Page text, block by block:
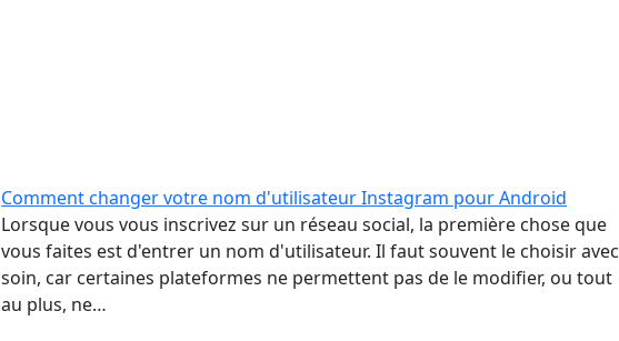
Comment changer votre nom d'utilisateur Instagram pour Android
Lorsque vous vous inscrivez sur un réseau social, la première chose que
vous faites est d'entrer un nom d'utilisateur. Il faut souvent le choisir avec
soin, car certaines plateformes ne permettent pas de le modifier, ou tout
au plus, ne…